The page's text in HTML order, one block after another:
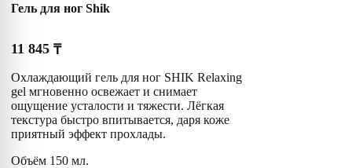
Гель для ног Shik
11 845 ₸
Охлаждающий гель для ног SHIK Relaxing
gel мгновенно освежает и снимает
ощущение усталости и тяжести. Лёгкая
текстура быстро впитывается, даря коже
приятный эффект прохлады.
Объём 150 мл.